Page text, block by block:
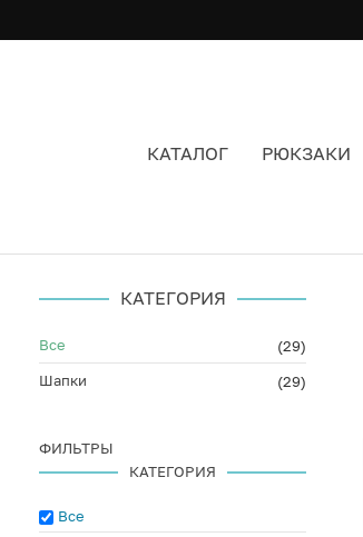
КАТАЛОГ РЮКЗАКИ
КАТЕГОРИЯ
Все
(29)
Шапки
(29)
ФИЛЬТРЫ
КАТЕГОРИЯ
Все